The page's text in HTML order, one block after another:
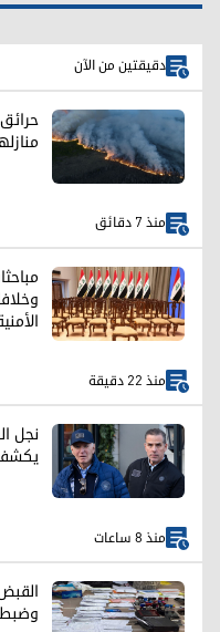
دقيقتين من الآن
منذ 7 دقائق
منذ 22 دقيقة
نجل
منذ 8 ساعات
وضبط